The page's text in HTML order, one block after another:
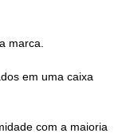
marca.
em uma caixa
com a maioria